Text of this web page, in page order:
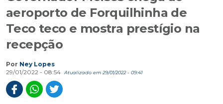
aeroporto de Forquilhinha de
Teco teco e mostra prestígio na
recepção
Por Ney Lopes
29/01/2022 - 08:54
Atualizado em 29/01/2022 - 09:41